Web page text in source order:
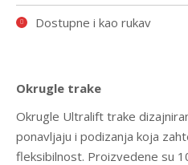
Dostupne i kao rukav
Okrugle trake
Okrugle Ultralift trake
ponavljaju i podizanja koja
fleksibilnost. Proizvedene su